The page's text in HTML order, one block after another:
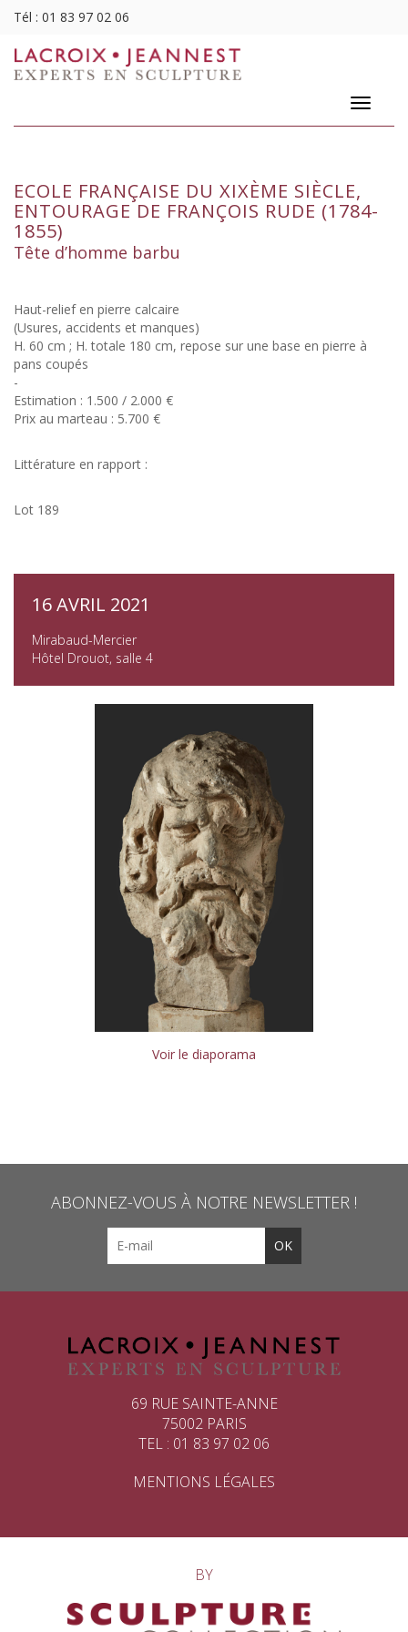
Tél : 01 83 97 02 06
Toggle
ECOLE FRANÇAISE DU XIXÈME SIÈCLE,
ENTOURAGE DE FRANÇOIS RUDE (1784-
1855)
Tête d’homme barbu
Haut-relief en pierre calcaire
(Usures, accidents et manques)
H. 60 cm ; H. totale 180 cm, repose sur une base en pierre à
pans coupés
-
Estimation : 1.500 / 2.000 €
Prix au marteau : 5.700 €
Littérature en rapport :
Lot 189
16 AVRIL 2021
Mirabaud-Mercier
Hôtel Drouot, salle 4
Voir le diaporama
ABONNEZ-VOUS À NOTRE NEWSLETTER !
69 RUE SAINTE-ANNE
75002 PARIS
TEL : 01 83 97 02 06
MENTIONS LÉGALES
BY